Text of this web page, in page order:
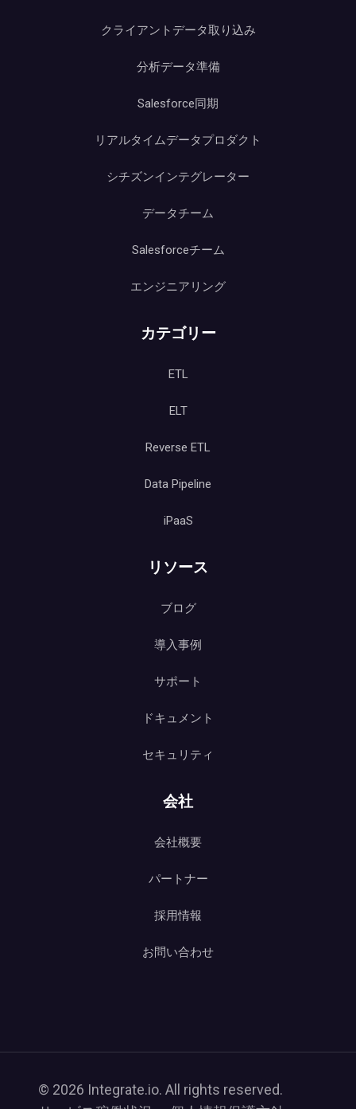
クライアントデータ取り込み
分析データ準備
Salesforce同期
リアルタイムデータプロダクト
シチズンインテグレーター
データチーム
Salesforceチーム
エンジニアリング
カテゴリー
ETL
ELT
Reverse ETL
Data Pipeline
iPaaS
リソース
ブログ
導入事例
サポート
ドキュメント
セキュリティ
会社
会社概要
パートナー
採用情報
お問い合わせ
© 2026 Integrate.io. All rights reserved.